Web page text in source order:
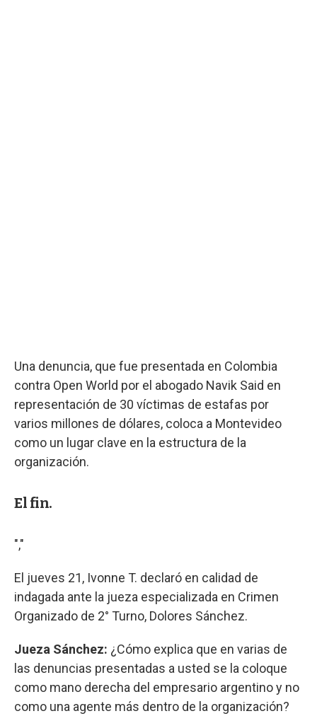
Una denuncia, que fue presentada en Colombia
contra Open World por el abogado Navik Said en
representación de 30 víctimas de estafas por
varios millones de dólares, coloca a Montevideo
como un lugar clave en la estructura de la
organización.
El fin.
","
El jueves 21, Ivonne T. declaró en calidad de
indagada ante la jueza especializada en Crimen
Organizado de 2° Turno, Dolores Sánchez.
Jueza Sánchez: ¿Cómo explica que en varias de
las denuncias presentadas a usted se la coloque
como mano derecha del empresario argentino y no
como una agente más dentro de la organización?